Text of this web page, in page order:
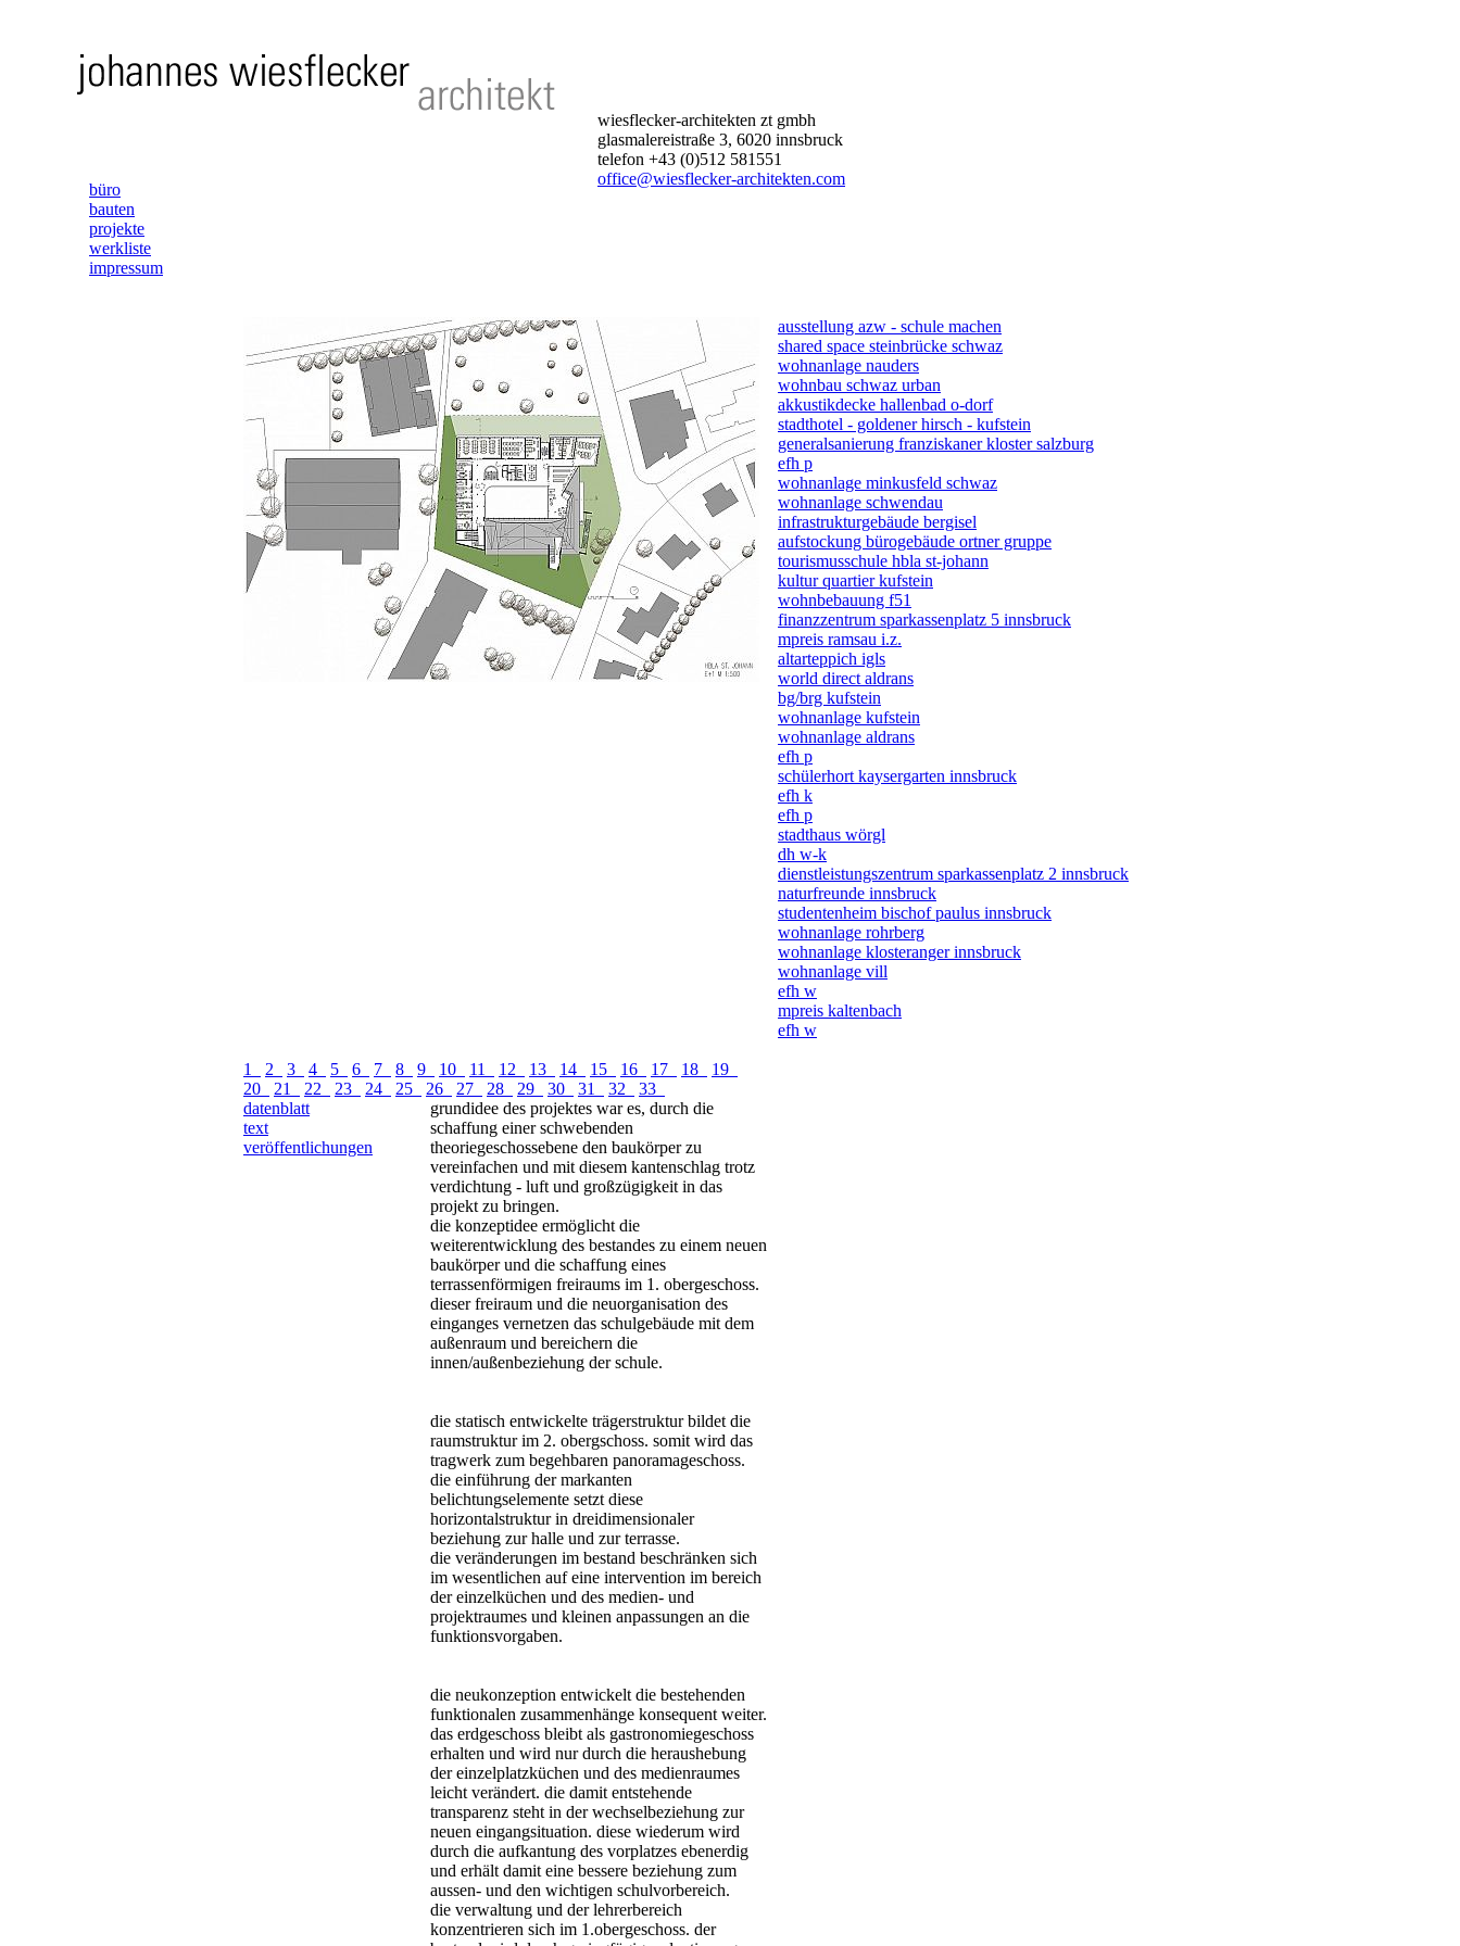
büro
bauten
projekte
werkliste
impressum
wiesflecker-architekten zt gmbh
glasmalereistraße 3, 6020 innsbruck
telefon +43 (0)512 581551
office@wiesflecker-architekten.com
ausstellung azw - schule machen
shared space steinbrücke schwaz
wohnanlage nauders
wohnbau schwaz urban
akkustikdecke hallenbad o-dorf
stadthotel - goldener hirsch - kufstein
generalsanierung franziskaner kloster salzburg
efh p
wohnanlage minkusfeld schwaz
wohnanlage schwendau
infrastrukturgebäude bergisel
aufstockung bürogebäude ortner gruppe
tourismusschule hbla st-johann
kultur quartier kufstein
wohnbebauung f51
finanzzentrum sparkassenplatz 5 innsbruck
mpreis ramsau i.z.
altarteppich igls
world direct aldrans
bg/brg kufstein
wohnanlage kufstein
wohnanlage aldrans
efh p
schülerhort kaysergarten innsbruck
efh k
efh p
stadthaus wörgl
dh w-k
dienstleistungszentrum sparkassenplatz 2 innsbruck
naturfreunde innsbruck
studentenheim bischof paulus innsbruck
wohnanlage rohrberg
wohnanlage klosteranger innsbruck
wohnanlage vill
efh w
mpreis kaltenbach
efh w
1 2 3 4 5 6 7 8 9 10 11 12 13 14 15 16 17 18
19
20
21 22 23 24 25 26 27 28 29 30 31 32
33
datenblatt
text
veröffentlichungen
grundidee des projektes war es, durch die
schaffung einer schwebenden
theoriegeschossebene den baukörper zu
vereinfachen und mit diesem kantenschlag trotz
verdichtung - luft und großzügigkeit in das
projekt zu bringen.
die konzeptidee ermöglicht die
weiterentwicklung des bestandes zu einem neuen
baukörper und die schaffung eines
terrassenförmigen freiraums im 1. obergeschoss.
dieser freiraum und die neuorganisation des
einganges vernetzen das schulgebäude mit dem
außenraum und bereichern die
innen/außenbeziehung der schule.
die statisch entwickelte trägerstruktur bildet die
raumstruktur im 2. obergschoss. somit wird das
tragwerk zum begehbaren panoramageschoss.
die einführung der markanten
belichtungselemente setzt diese
horizontalstruktur in dreidimensionaler
beziehung zur halle und zur terrasse.
die veränderungen im bestand beschränken sich
im wesentlichen auf eine intervention im bereich
der einzelküchen und des medien- und
projektraumes und kleinen anpassungen an die
funktionsvorgaben.
die neukonzeption entwickelt die bestehenden
funktionalen zusammenhänge konsequent weiter.
das erdgeschoss bleibt als gastronomiegeschoss
erhalten und wird nur durch die heraushebung
der einzelplatzküchen und des medienraumes
leicht verändert. die damit entstehende
transparenz steht in der wechselbeziehung zur
neuen eingangsituation. diese wiederum wird
durch die aufkantung des vorplatzes ebenerdig
und erhält damit eine bessere beziehung zum
aussen- und den wichtigen schulvorbereich.
die verwaltung und der lehrerbereich
konzentrieren sich im 1.obergeschoss. der